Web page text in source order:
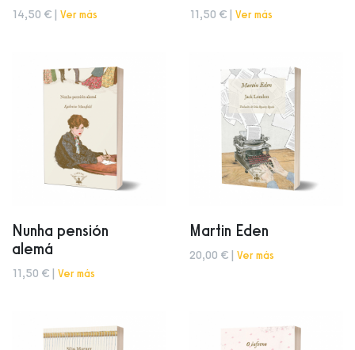
14,50 € | Ver más 11,50 € | Ver más
Nunha pensión
alemá
11,50 € | Ver más
Martin Eden
20,00 € | Ver más